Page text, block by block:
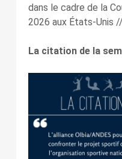
dans le cadre de la
2026 aux États-Unis //
La citation de la